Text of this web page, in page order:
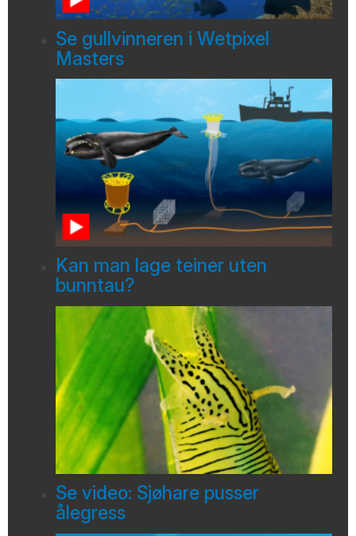
Se gullvinneren i Wetpixel
Masters
Kan man lage teiner uten
bunntau?
Se video: Sjøhare pusser
ålegress